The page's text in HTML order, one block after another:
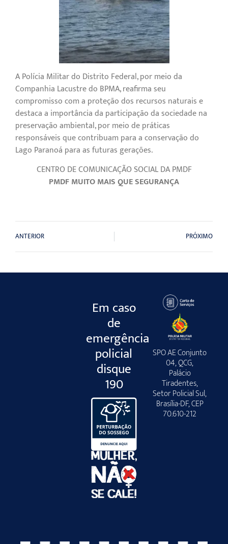
A Polícia Militar do Distrito Federal, por meio da
Companhia Lacustre do BPMA, reafirma seu
compromisso com a proteção dos recursos naturais e
destaca a importância da participação da sociedade na
preservação ambiental, por meio de práticas
responsáveis que contribuam para a conservação do
Lago Paranoá para as futuras gerações.
CENTRO DE COMUNICAÇÃO SOCIAL DA PMDF
PMDF MUITO MAIS QUE SEGURANÇA
ANTERIOR PRÓXIMO
Em caso
de
emergência
policial
disque
190
SPO AE Conjunto
04, QCG,
Palácio
Tiradentes,
Setor Policial Sul,
Brasília-DF, CEP
70.610-212